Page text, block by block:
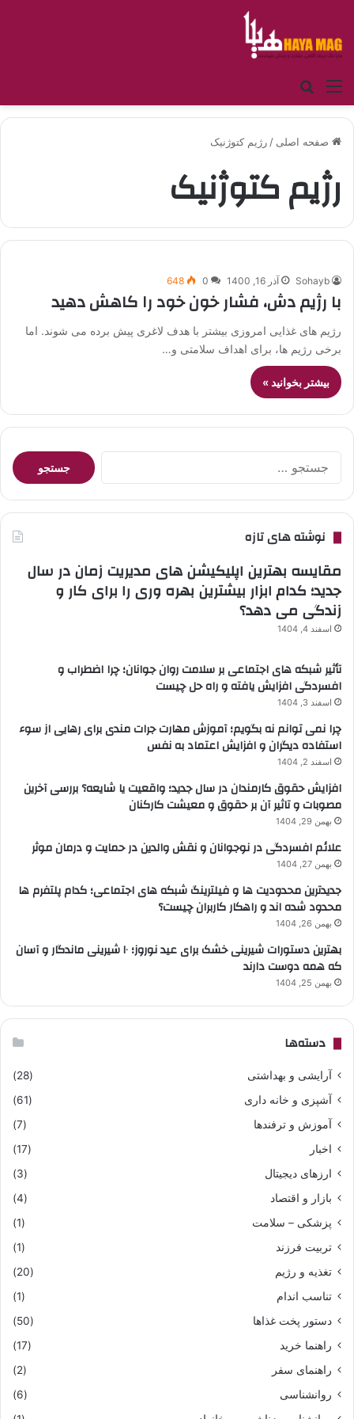
منو
صفحه اصلی / رژیم کتوژنیک
رژیم کتوژنیک
Sohayb آذر 16, 1400 0
648
با رژیم دش، فشار خون خود را کاهش دهید
رژیم های غذایی امروزی بیشتر با هدف لاغری پیش برده می شوند. اما
برخی رژیم ها، برای اهداف سلامتی و…
بیشتر بخوانید »
جستجو
برای:
نوشته های تازه
مقایسه بهترین اپلیکیشن های مدیریت زمان در سال
جدید؛ کدام ابزار بیشترین بهره وری را برای کار و
زندگی می دهد؟
اسفند 4, 1404
تأثیر شبکه های اجتماعی بر سلامت روان جوانان؛ چرا اضطراب و
افسردگی افزایش یافته و راه حل چیست
اسفند 3, 1404
چرا نمی توانم نه بگویم؛ آموزش مهارت جرات مندی برای رهایی از سوء
استفاده دیگران و افزایش اعتماد به نفس
اسفند 2, 1404
افزایش حقوق کارمندان در سال جدید؛ واقعیت یا شایعه؟ بررسی آخرین
مصوبات و تاثیر آن بر حقوق و معیشت کارکنان
بهمن 29, 1404
علائم افسردگی در نوجوانان و نقش والدین در حمایت و درمان موثر
بهمن 27, 1404
جدیدترین محدودیت ها و فیلترینگ شبکه های اجتماعی؛ کدام پلتفرم ها
محدود شده اند و راهکار کاربران چیست؟
بهمن 26, 1404
بهترین دستورات شیرینی خشک برای عید نوروز؛ ۱۰ شیرینی ماندگار و آسان
که همه دوست دارند
بهمن 25, 1404
دسته‌ها
آرایشی و بهداشتی
(28)
آشپزی و خانه داری
(61)
آموزش و ترفندها
(7)
اخبار
(17)
ارزهای دیجیتال
(3)
بازار و اقتصاد
(4)
پزشکی – سلامت
(1)
تربیت فرزند
(1)
تغذیه و رژیم
(20)
تناسب اندام
(1)
دستور پخت غذاها
(50)
راهنما خرید
(17)
راهنمای سفر
(2)
روانشناسی
(6)